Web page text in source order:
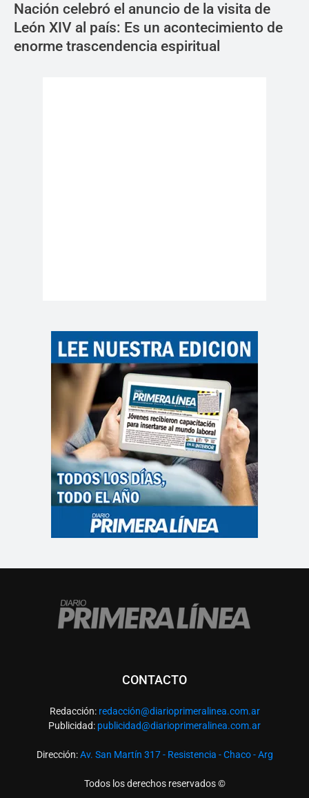
Nación celebró el anuncio de la visita de
León XIV al país: Es un acontecimiento de
enorme trascendencia espiritual
CONTACTO
Redacción: redacción@diarioprimeralinea.com.ar
Publicidad: publicidad@diarioprimeralinea.com.ar
Dirección:Av. San Martín 317 - Resistencia - Chaco - Arg
Todos los derechos reservados ©